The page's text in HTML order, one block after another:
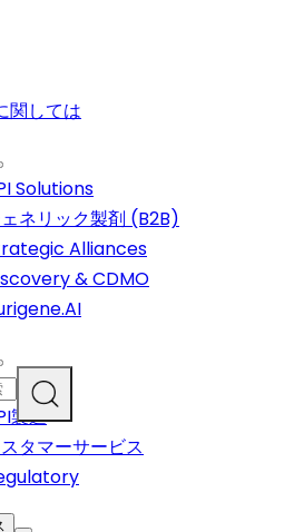
関しては
Solutions
ネリック製剤 (B2B)
Alliances
& CDMO
製造
タマーサービス
Ingredient Products
(Available For